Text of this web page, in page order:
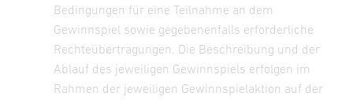
Bedingungen für eine Teilnahme an dem
Gewinnspiel sowie gegebenenfalls erforderliche
Rechteübertragungen. Die Beschreibung und der
Ablauf des jeweiligen Gewinnspiels erfolgen im
Rahmen der jeweiligen Gewinnspielaktion auf der